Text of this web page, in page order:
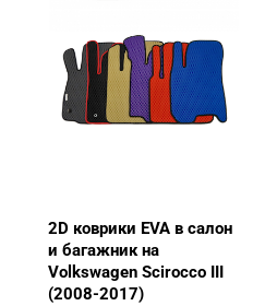
2D коврики EVA в салон
и багажник на
Volkswagen Scirocco III
(2008-2017)